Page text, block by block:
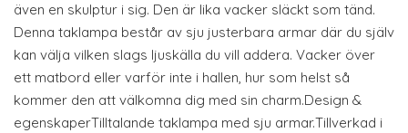
även en skulptur i sig. Den är lika vacker släckt som tänd.
Denna taklampa består av sju justerbara armar där du själv
kan välja vilken slags ljuskälla du vill addera. Vacker över
ett matbord eller varför inte i hallen, hur som helst så
kommer den att välkomna dig med sin charm.Design &
egenskaperTilltalande taklampa med sju armar.Tillverkad i